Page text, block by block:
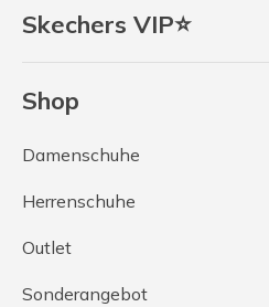
Skechers VIP⭐
Shop
Damenschuhe
Herrenschuhe
Outlet
Sonderangebot